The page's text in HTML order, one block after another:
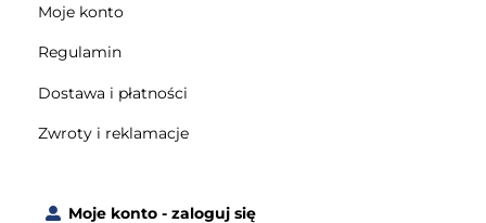
Moje konto
Regulamin
Dostawa i płatności
Zwroty i reklamacje
Moje konto - zaloguj się